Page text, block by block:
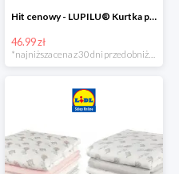
Hit cenowy - LUPILU® Kurtka przeciwdeszczowa dziewczęca, 1 sztuka
46.99 zł